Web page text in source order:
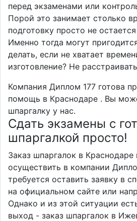
перед экзаменами или
Порой это занимает столько
подготовку просто не
Именно тогда могут
делать, если не хватает
изготовление? Не
Компания Диплом 177 готова
помощь в Краснодаре . Вы
шпаргалку у нас.
Сдать экзамены с
шпаргалкой просто!
Заказ шпаргалок в
осуществить в компании
требуется оставить заявку в
на официальном сайте или
Однако и из этой ситуации
выход - заказ шпаргалок в